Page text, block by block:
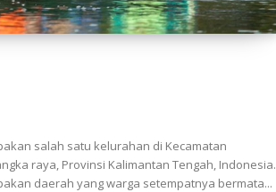
salah satu kelurahan di Kecamatan
raya, Provinsi Kalimantan Tengah, Indonesia.
daerah yang warga setempatnya bermata...